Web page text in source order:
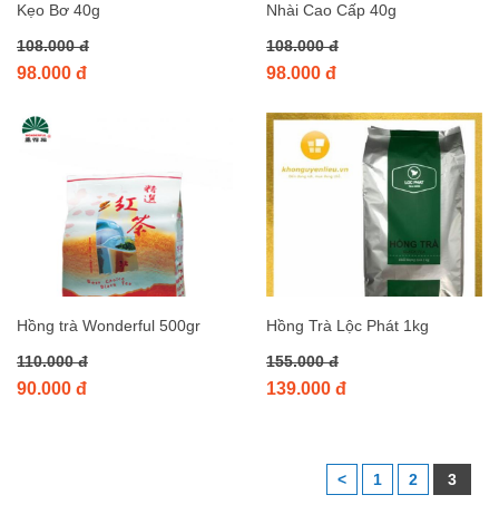
Kẹo Bơ 40g
108.000 đ
98.000 đ
Nhài Cao Cấp 40g
108.000 đ
98.000 đ
Hồng trà Wonderful 500gr
110.000 đ
90.000 đ
Hồng Trà Lộc Phát 1kg
155.000 đ
139.000 đ
< 1 2 3